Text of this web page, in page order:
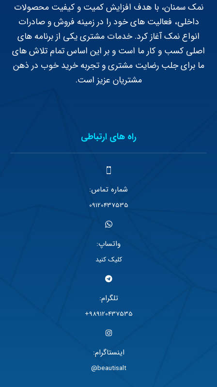
نمک سمنان، با هدف افزایش کمیت و کیفیت محصولات
داخلی، فعالیت های خود را در زمینه فروش و صادرات
انواع نمک آغاز کرد. خدمات مشتری یکی از برنامه های
اصلی کسب و کار ما است و بر این اساس تمام تلاش های
ما برای جلب رضایت مشتری و تجربه خرید خوب در ذهن
مشتریان عزیز است.
راه های ارتباطی
شماره تماس:
09120437535
واتساپ:
کلیک کنید
تلگرام:
989120437535+
اینستاگرام:
beautisalt@